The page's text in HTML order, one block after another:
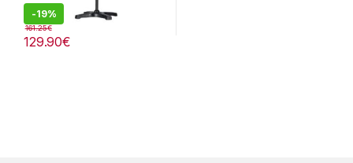
-19%
129.90€
161.25€